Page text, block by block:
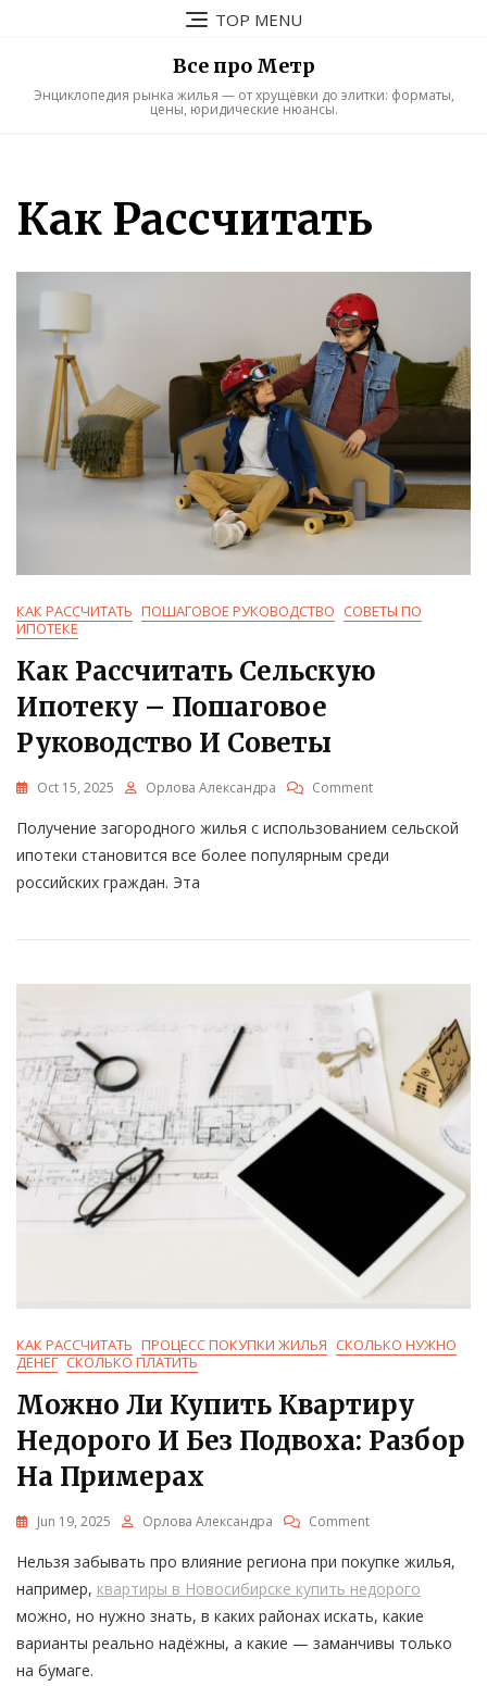
TOP MENU
Все про Метр
Энциклопедия рынка жилья — от хрущёвки до элитки: форматы,
цены, юридические нюансы.
Как Рассчитать
КАК РАССЧИТАТЬ ПОШАГОВОЕ РУКОВОДСТВО СОВЕТЫ ПО
ИПОТЕКЕ
Как Рассчитать Сельскую
Ипотеку – Пошаговое
Руководство И Советы
Oct 15, 2025 Орлова Александра CommentOn
Рассчитать
Сельскую
Ипотеку
Получение загородного жилья с использованием сельской
ипотеки становится все более популярным среди
российских граждан. Эта
КАК РАССЧИТАТЬ ПРОЦЕСС ПОКУПКИ ЖИЛЬЯ СКОЛЬКО НУЖНО
ДЕНЕГ СКОЛЬКО ПЛАТИТЬ
Можно Ли Купить Квартиру
Недорого И Без Подвоха: Разбор
На Примерах
Jun 19, 2025 Орлова Александра CommentOn
Ли
Купить
Квартиру
Недорого
И
Нельзя забывать про влияние региона при покупке жилья,
например, квартиры в Новосибирске купить недорого
можно, но нужно знать, в каких районах искать, какие
варианты реально надёжны, а какие — заманчивы только
на бумаге.